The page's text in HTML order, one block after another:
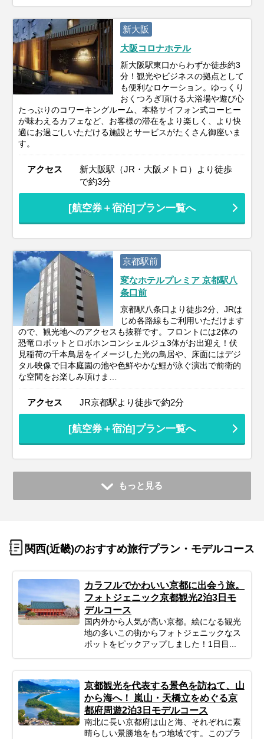
新大阪
大阪コロナホテル
新大阪駅東口からわずか徒歩約3
分！観光やビジネスの拠点として
も便利なロケーション。ゆっくり
おくつろぎ頂ける大浴場や遊び心
たっぷりのコワーキングルーム、本格サイフォン式コーヒー
が味わえるカフェなど、お客様の滞在をより楽しく、より快
適にお過ごしいただける施設とサービスがたくさん御座いま
す。
アクセス
新大阪駅（JR・大阪メトロ）より徒歩
で約3分
[航空券＋宿泊]プラン一覧へ
京都駅前
変なホテルプレミア 京都駅八
条口前
京都駅八条口より徒歩2分、JRは
じめ各路線もご利用いただけます
ので、観光地へのアクセスも抜群です。フロントには2体の
恐竜ロボットとロボホンコンシェルジュ3体がお出迎え！伏
見稲荷の千本鳥居をイメージした光の鳥居や、床面にはデジ
タル映像で日本庭園の池や色鮮やかな鯉が泳ぐ演出で前衛的
な空間をお楽しみ頂けま…
アクセス JR京都駅より徒歩で約2分
[航空券＋宿泊]プラン一覧へ
もっと見る
関西(近畿)のおすすめ旅行プラン・モデルコース
カラフルでかわいい京都に出会う旅。
フォトジェニック京都観光2泊3日モ
デルコース
国内外から人気が高い京都。絵になる観光
地の多いこの街からフォトジェニックなス
ポットをピックアップしました！1日目...
京都観光を代表する景色を訪ねて、山
から海へ！ 嵐山・天橋立をめぐる京
都府周遊2泊3日モデルコース
南北に長い京都府は山と海、それぞれに素
晴らしい景勝地をもつ地域です。このプラ